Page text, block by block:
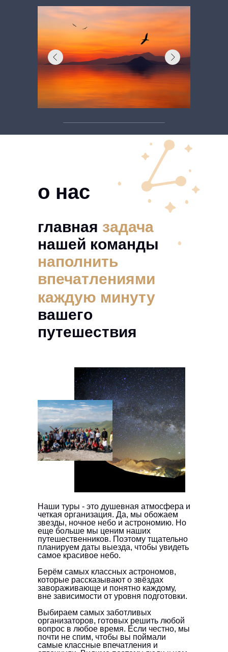
каждую минуту
вашего
путешествия
о нас
главная задача
нашей команды
наполнить
впечатлениями
Наши туры - это душевная атмосфера и
четкая организация. Да, мы обожаем
звезды, ночное небо и астрономию. Но
еще больше мы ценим наших
путешественников. Поэтому тщательно
планируем даты выезда, чтобы увидеть
самое красивое небо.
Берём самых классных астрономов,
которые рассказывают о звёздах
завораживающе и понятно каждому,
вне зависимости от уровня подготовки.
Выбираем самых заботливых
организаторов, готовых решить любой
вопрос в любое время. Если честно, мы
почти не спим, чтобы вы поймали
самые классные впечатления и